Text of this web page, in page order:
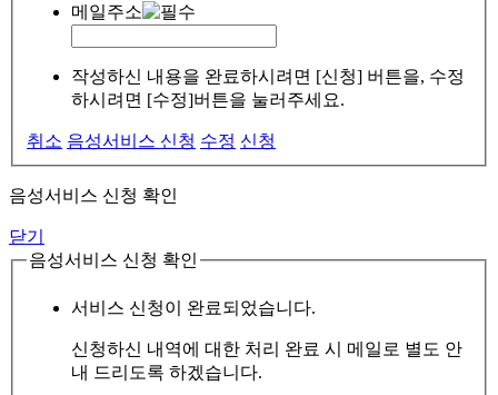
메일주소
작성하신 내용을 완료하시려면 [신청] 버튼을, 수정
하시려면 [수정]버튼을 눌러주세요.
취소 음성서비스 신청 수정 신청
음성서비스 신청 확인
닫기
음성서비스 신청 확인
서비스 신청이 완료되었습니다.
신청하신 내역에 대한 처리 완료 시 메일로 별도 안
내 드리도록 하겠습니다.